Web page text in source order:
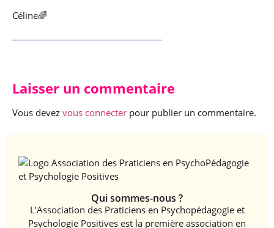
Qui sommes-nous ?
L’Association des Praticiens en Psychopédagogie et
Psychologie Positives est la première association en
Céline🌈
Laisser un commentaire
Vous devez vous connecter pour publier un commentaire.